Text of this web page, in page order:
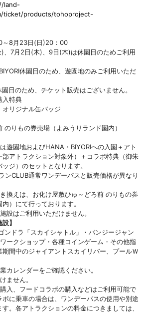
land-
ticket/products/tohoproject-
～8月23日(日)20：00
7月2日(木)、9日(木)は休園日のためご利用
休園日のため、遊園地のみご利用いただ
日のため、チケット販売はございません。
入特典
リジナル缶バッジ
のりもの券売場（よみうりランド園内）
遊園地およびHANA・BIYORIへの入園＋アト
アトラクション対象外）＋コラボ特典（御朱
ジ）のセットとなります。
ンCLUB通常ワンデーパスと販売価格が異なり
換えは、お化け屋敷ひゅ～どろ前 のりもの券
）にて行っております。
設はご利用いただけません。
】
ンドラ「スカイシャトル」・バンジージャン
ークショップ・各種コインゲーム・その他指
間中のジャイアントスカイリバー、プールＷ
カレンダーをご確認ください。
ません。
入、フードコラボの購入などはご利用可能で
に乗車の場合は、ワンデーパスの使用や別途
。各アトラクションの料金につきましては、